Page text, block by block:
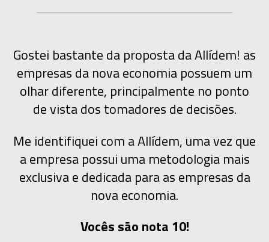
Gostei bastante da proposta da Allídem! as
empresas da nova economia possuem um
olhar diferente, principalmente no ponto
de vista dos tomadores de decisões.
Me identifiquei com a Allídem, uma vez que
a empresa possui uma metodologia mais
exclusiva e dedicada para as empresas da
nova economia.
Vocês são nota 10!